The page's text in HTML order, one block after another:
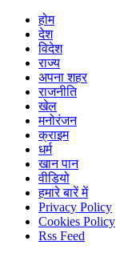
होम
देश
विदेश
राज्य
अपना शहर
राजनीति
खेल
मनोरंजन
क्राइम
धर्म
खान पान
वीडियो
हमारे बारें में
Privacy Policy
Cookies Policy
Rss Feed